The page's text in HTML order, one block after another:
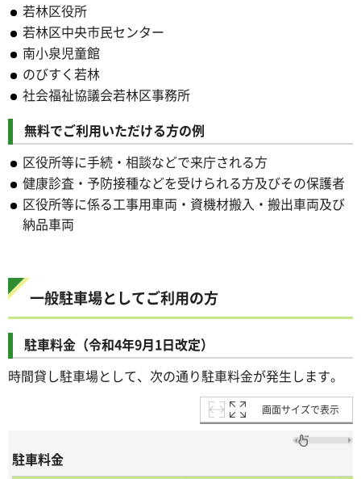
若林区役所
若林区中央市民センター
南小泉児童館
のびすく若林
社会福祉協議会若林区事務所
無料でご利用いただける方の例
区役所等に手続・相談などで来庁される方
健康診査・予防接種などを受けられる方及びその保護者
区役所等に係る工事用車両・資機材搬入・搬出車両及び
納品車両
一般駐車場としてご利用の方
駐車料金（令和4年9月1日改定）
時間貸し駐車場として、次の通り駐車料金が発生します。
画面サイズで表示
駐車料金